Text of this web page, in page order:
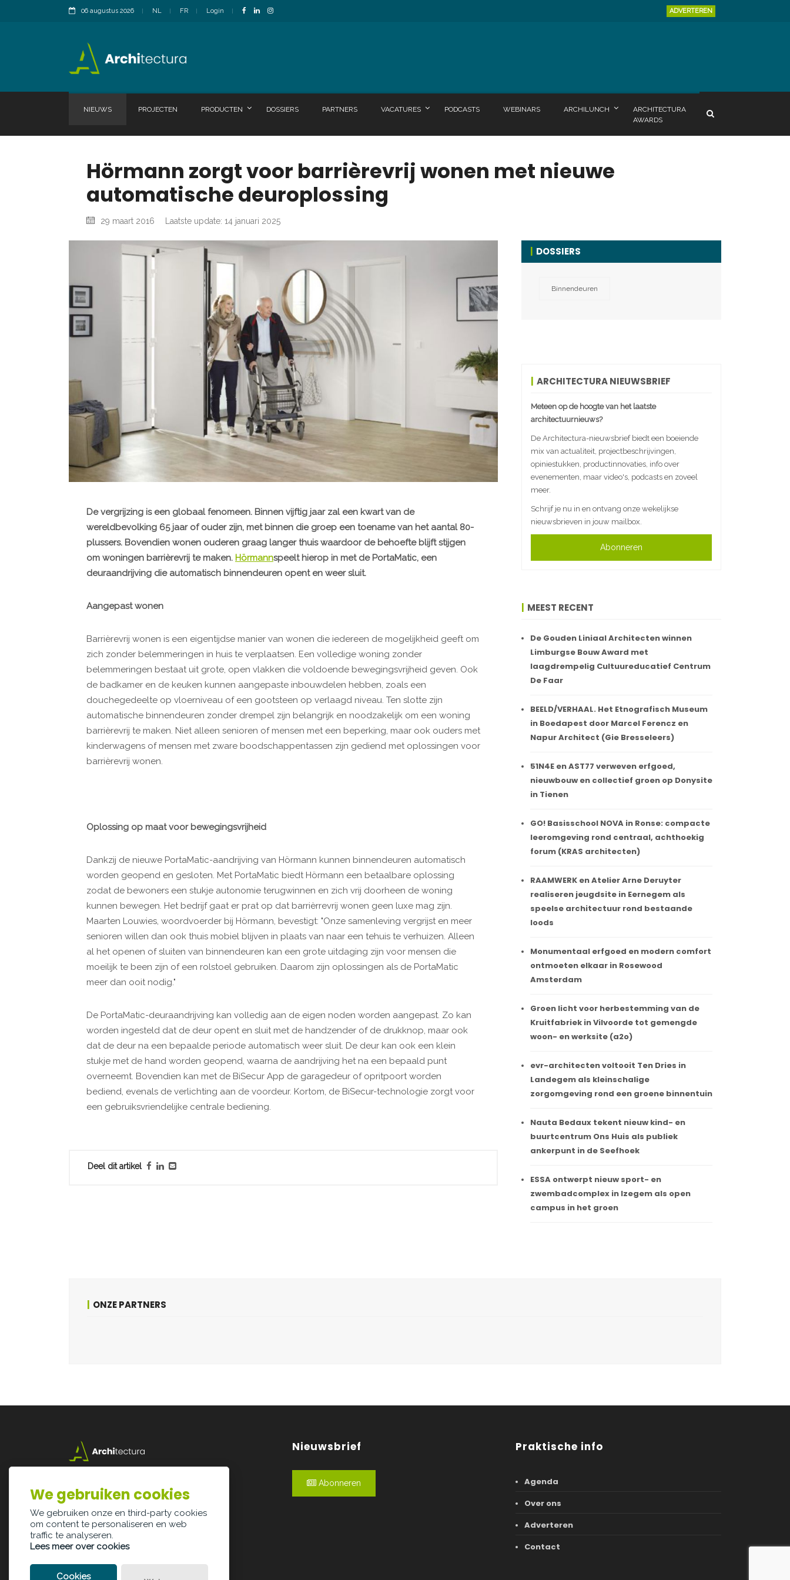
06 augustus 2026 NL FR Login ADVERTEREN
NIEUWS PROJECTEN PRODUCTEN DOSSIERS PARTNERS VACATURES PODCASTS WEBINARS ARCHILUNCH
ARCHITECTURA
AWARDS
Hörmann zorgt voor barrièrevrij wonen met nieuwe
automatische deuroplossing
29 maart 2016 Laatste update: 14 januari 2025
De vergrijzing is een globaal fenomeen. Binnen vijftig jaar zal een kwart van de
wereldbevolking 65 jaar of ouder zijn, met binnen die groep een toename van het aantal 80-
plussers. Bovendien wonen ouderen graag langer thuis waardoor de behoefte blijft stijgen
om woningen barrièrevrij te maken. Hörmannspeelt hierop in met de PortaMatic, een
deuraandrijving die automatisch binnendeuren opent en weer sluit.
Aangepast wonen
Barrièrevrij wonen is een eigentijdse manier van wonen die iedereen de mogelijkheid geeft om
zich zonder belemmeringen in huis te verplaatsen. Een volledige woning zonder
belemmeringen bestaat uit grote, open vlakken die voldoende bewegingsvrijheid geven. Ook
de badkamer en de keuken kunnen aangepaste inbouwdelen hebben, zoals een
douchegedeelte op vloerniveau of een gootsteen op verlaagd niveau. Ten slotte zijn
automatische binnendeuren zonder drempel zijn belangrijk en noodzakelijk om een woning
barrièrevrij te maken. Niet alleen senioren of mensen met een beperking, maar ook ouders met
kinderwagens of mensen met zware boodschappentassen zijn gediend met oplossingen voor
barrièrevrij wonen.​
Oplossing op maat voor bewegingsvrijheid
Dankzij de nieuwe PortaMatic-aandrijving van Hörmann kunnen binnendeuren automatisch
worden geopend en gesloten. Met PortaMatic biedt Hörmann een betaalbare oplossing
zodat de bewoners een stukje autonomie terugwinnen en zich vrij doorheen de woning
kunnen bewegen. Het bedrijf gaat er prat op dat barrièrrevrij wonen geen luxe mag zijn.
Maarten Louwies, woordvoerder bij Hörmann, bevestigt: "Onze samenleving vergrijst en meer
senioren willen dan ook thuis mobiel blijven in plaats van naar een tehuis te verhuizen. Alleen
al het openen of sluiten van binnendeuren kan een grote uitdaging zijn voor mensen die
moeilijk te been zijn of een rolstoel gebruiken. Daarom zijn oplossingen als de PortaMatic
meer dan ooit nodig."
De PortaMatic-deuraandrijving kan volledig aan de eigen noden worden aangepast. Zo kan
worden ingesteld dat de deur opent en sluit met de handzender of de drukknop, maar ook
dat de deur na een bepaalde periode automatisch weer sluit. De deur kan ook een klein
stukje met de hand worden geopend, waarna de aandrijving het na een bepaald punt
overneemt. Bovendien kan met de BiSecur App de garagedeur of opritpoort worden
bediend, evenals de verlichting aan de voordeur. Kortom, de BiSecur-technologie zorgt voor
een gebruiksvriendelijke centrale bediening.
Deel dit artikel
DOSSIERS
Binnendeuren
ARCHITECTURA NIEUWSBRIEF
Meteen op de hoogte van het laatste
architectuurnieuws?
De Architectura-nieuwsbrief biedt een boeiende
mix van actualiteit, projectbeschrijvingen,
opiniestukken, productinnovaties, info over
evenementen, maar video's, podcasts en zoveel
meer.
Schrijf je nu in en ontvang onze wekelijkse
nieuwsbrieven in jouw mailbox.
Abonneren
MEEST RECENT
De Gouden Liniaal Architecten winnen
Limburgse Bouw Award met
laagdrempelig Cultuureducatief Centrum
De Faar
BEELD/VERHAAL. Het Etnografisch Museum
in Boedapest door Marcel Ferencz en
Napur Architect (Gie Bresseleers)
51N4E en AST77 verweven erfgoed,
nieuwbouw en collectief groen op Donysite
in Tienen
GO! Basisschool NOVA in Ronse: compacte
leeromgeving rond centraal, achthoekig
forum (KRAS architecten)
RAAMWERK en Atelier Arne Deruyter
realiseren jeugdsite in Eernegem als
speelse architectuur rond bestaande
loods
Monumentaal erfgoed en modern comfort
ontmoeten elkaar in Rosewood
Amsterdam
Groen licht voor herbestemming van de
Kruitfabriek in Vilvoorde tot gemengde
woon- en werksite (a2o)
evr-architecten voltooit Ten Dries in
Landegem als kleinschalige
zorgomgeving rond een groene binnentuin
Nauta Bedaux tekent nieuw kind- en
buurtcentrum Ons Huis als publiek
ankerpunt in de Seefhoek
ESSA ontwerpt nieuw sport- en
zwembadcomplex in Izegem als open
campus in het groen
ONZE PARTNERS
3500 Hasselt
info@architectura.be
Nieuwsbrief
Abonneren
Praktische info
Agenda
Over ons
Adverteren
Contact
We gebruiken cookies
We gebruiken onze en third-party cookies
om content te personaliseren en web
traffic te analyseren.
Lees meer over cookies
Cookies